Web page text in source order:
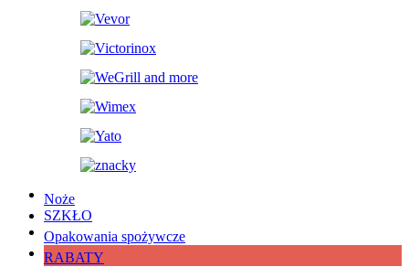
Noże
SZKŁO
Opakowania spożywcze
RABATY